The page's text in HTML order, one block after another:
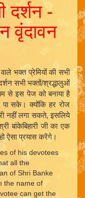
दर्शन -
वृंदावन
भक्त प्रेमियों की सभी
सभी भक्तों/श्रद्धालुओं
से इस पेज को बनाया है
पा सके। क्योंकि हर रोज
नहीं लगा सकते, इसलिये
बांकेबिहारी जी का एक
ऐसा प्रयास करेंगे।
of his devotees
all the
of Shri Banke
the name of
can get the